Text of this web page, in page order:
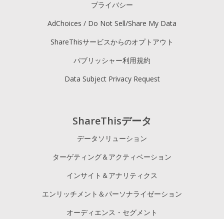
ShareThisデータ
データソリューション
ターゲティング＆アクティベーション
インサイト＆アナリティクス
エンリッチメント＆パーソナライゼーション
オーディエンス・セグメント
プライバシー
AdChoices / Do Not Sell/Share My Data
ShareThisサービスからのオプトアウト
パブリッシャー利用規約
Data Subject Privacy Request